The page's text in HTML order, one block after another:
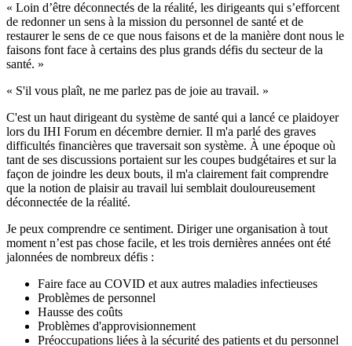
« Loin d’être déconnectés de la réalité, les dirigeants qui s’efforcent
de redonner un sens à la mission du personnel de santé et de
restaurer le sens de ce que nous faisons et de la manière dont nous le
faisons font face à certains des plus grands défis du secteur de la
santé. »
« S'il vous plaît, ne me parlez pas de joie au travail. »
C'est un haut dirigeant du système de santé qui a lancé ce plaidoyer
lors du IHI Forum en décembre dernier. Il m'a parlé des graves
difficultés financières que traversait son système. À une époque où
tant de ses discussions portaient sur les coupes budgétaires et sur la
façon de joindre les deux bouts, il m'a clairement fait comprendre
que la notion de plaisir au travail lui semblait douloureusement
déconnectée de la réalité.
Je peux comprendre ce sentiment. Diriger une organisation à tout
moment n’est pas chose facile, et les trois dernières années ont été
jalonnées de nombreux défis :
Faire face au COVID et aux autres maladies infectieuses
Problèmes de personnel
Hausse des coûts
Problèmes d'approvisionnement
Préoccupations liées à la sécurité des patients et du personnel